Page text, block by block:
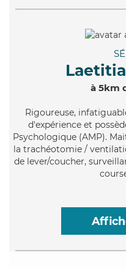
à 5km
Rigoureuse,
d'expérience et
Psychologique (AMP).
la trachéotomie /
de lever/coucher,